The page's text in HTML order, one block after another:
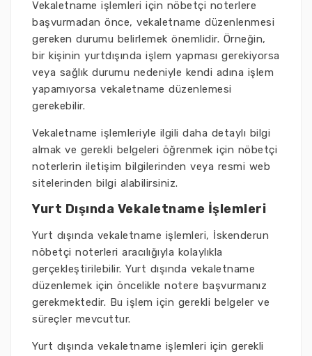
Vekaletname işlemleri için nöbetçi noterlere
başvurmadan önce, vekaletname düzenlenmesi
gereken durumu belirlemek önemlidir. Örneğin,
bir kişinin yurtdışında işlem yapması gerekiyorsa
veya sağlık durumu nedeniyle kendi adına işlem
yapamıyorsa vekaletname düzenlemesi
gerekebilir.
Vekaletname işlemleriyle ilgili daha detaylı bilgi
almak ve gerekli belgeleri öğrenmek için nöbetçi
noterlerin iletişim bilgilerinden veya resmi web
sitelerinden bilgi alabilirsiniz.
Yurt Dışında Vekaletname İşlemleri
Yurt dışında vekaletname işlemleri, İskenderun
nöbetçi noterleri aracılığıyla kolaylıkla
gerçekleştirilebilir. Yurt dışında vekaletname
düzenlemek için öncelikle notere başvurmanız
gerekmektedir. Bu işlem için gerekli belgeler ve
süreçler mevcuttur.
Yurt dışında vekaletname işlemleri için gerekli